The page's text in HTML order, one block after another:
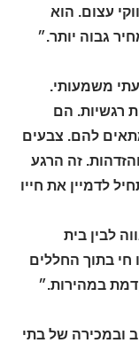
עצום. הוא
גבוה יותר.״
משמעותי.
רגשיות. הם
להם. צבעים
זה הרגע
לדמיין את חייו
לבין בית
בתוך החללים
במהירות.״
ובמכירה של בתי